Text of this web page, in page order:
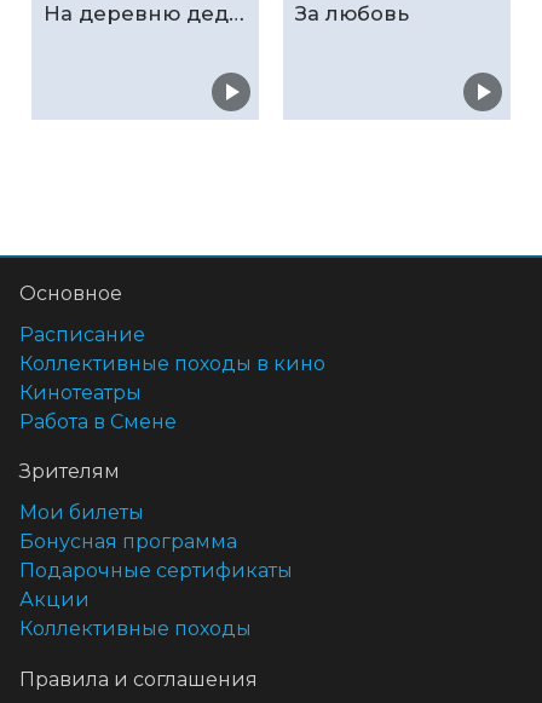
На деревню дедушке 2 За любовь
Основное
Расписание
Коллективные походы в кино
Кинотеатры
Работа в Смене
Зрителям
Мои билеты
Бонусная программа
Подарочные сертификаты
Акции
Коллективные походы
Правила и соглашения